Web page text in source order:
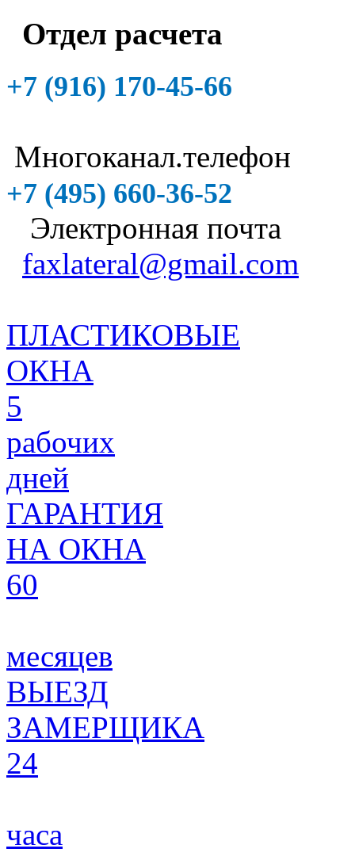
Отдел расчета
+7 (916) 170-45-66
Многоканал.телефон
+7 (495) 660-36-52
Электронная почта
faxlateral@gmail.com
ПЛАСТИКОВЫЕ
ОКНА
5
рабочих
дней
ГАРАНТИЯ
НА ОКНА
60
месяцев
ВЫЕЗД
ЗАМЕРЩИКА
24
часа